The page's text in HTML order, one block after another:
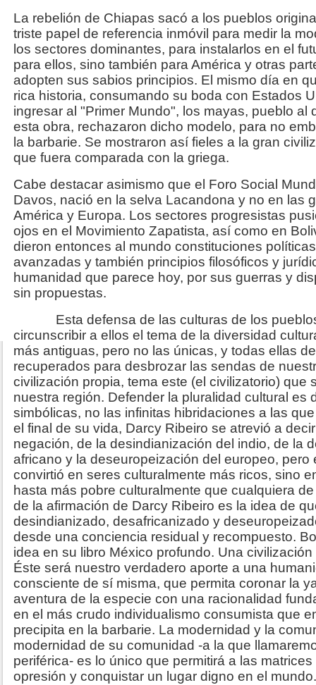
La rebelión de Chiapas sacó a los pueblos
triste papel de referencia inmóvil para medir la
los sectores dominantes, para instalarlos en el
para ellos, sino también para América y otras
adopten sus sabios principios. El mismo día en
rica historia, consumando su boda con Estados
ingresar al "Primer Mundo", los mayas, pueblo al
esta obra, rechazaron dicho modelo, para no
la barbarie. Se mostraron así fieles a la gran
que fuera comparada con la griega.
Cabe destacar asimismo que el Foro Social
Davos, nació en la selva Lacandona y no en las
América y Europa. Los sectores progresistas
ojos en el Movimiento Zapatista, así como en
dieron entonces al mundo constituciones
avanzadas y también principios filosóficos y
humanidad que parece hoy, por sus guerras y
sin propuestas.
Esta defensa de las culturas de los pueblos
circunscribir a ellos el tema de la diversidad
más antiguas, pero no las únicas, y todas ellas
recuperados para desbrozar las sendas de
civilización propia, tema este (el civilizatorio) que
nuestra región. Defender la pluralidad cultural es
simbólicas, no las infinitas hibridaciones a las
el final de su vida, Darcy Ribeiro se atrevió a
negación, de la desindianización del indio, de la
africano y la deseuropeización del europeo, pero
convirtió en seres culturalmente más ricos, sino
hasta más pobre culturalmente que cualquiera
de la afirmación de Darcy Ribeiro es la idea de
desindianizado, desafricanizado y
desde una conciencia residual y recompuesto.
idea en su libro México profundo. Una
Éste será nuestro verdadero aporte a una
consciente de sí misma, que permita coronar la
aventura de la especie con una racionalidad
en el más crudo individualismo consumista que
precipita en la barbarie. La modernidad y la
modernidad de su comunidad -a la que
periférica- es lo único que permitirá a las
opresión y conquistar un lugar digno en el mundo.